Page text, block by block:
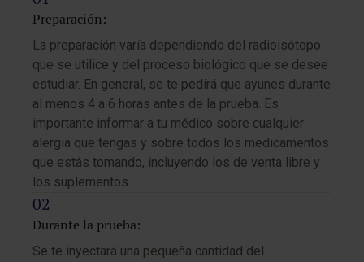
Preparación:
La preparación varía dependiendo del radioisótopo
que se utilice y del proceso biológico que se desee
estudiar. En general, se te pedirá que ayunes durante
al menos 4 a 6 horas antes de la prueba. Es
importante informar a tu médico sobre cualquier
alergia que tengas y sobre todos los medicamentos
que estás tomando, incluyendo los de venta libre y
los suplementos.
Durante la prueba:
Se te inyectará una pequeña cantidad del